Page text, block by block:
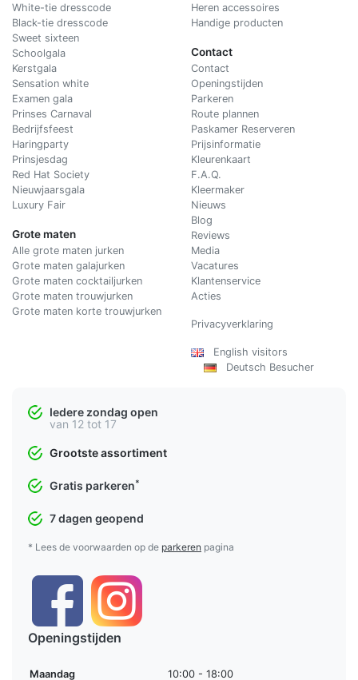
White-tie dresscode
Black-tie dresscode
Sweet sixteen
Schoolgala
Kerstgala
Sensation white
Examen gala
Prinses Carnaval
Bedrijfsfeest
Haringparty
Prinsjesdag
Red Hat Society
Nieuwjaarsgala
Luxury Fair
Grote maten
Alle grote maten jurken
Grote maten galajurken
Grote maten cocktailjurken
Grote maten trouwjurken
Grote maten korte trouwjurken
Heren accessoires
Handige producten
Contact
Contact
Openingstijden
Parkeren
Route plannen
Paskamer Reserveren
Prijsinformatie
Kleurenkaart
F.A.Q.
Kleermaker
Nieuws
Blog
Reviews
Media
Vacatures
Klantenservice
Acties
Privacyverklaring
English visitors
Deutsch Besucher
Iedere zondag open
van 12 tot 17
Grootste assortiment
Gratis parkeren*
7 dagen geopend
* Lees de voorwaarden op de parkeren pagina
Openingstijden
Maandag 10:00 - 18:00